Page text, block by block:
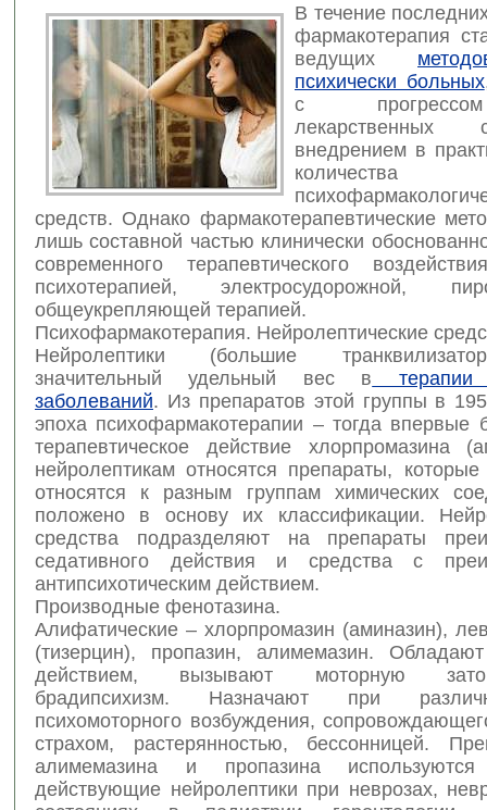
В течение
фармакотерапия
ведущих
психически больных
с
внедрением в
количества
средств. Однако фармакотерапевтические
лишь составной частью клинически
современного терапевтического
психотерапией, электросудорожной,
общеукрепляющей терапией.
Психофармакотерапия. Нейролептические
Нейролептики (большие
значительный удельный вес в терапии
заболеваний. Из препаратов этой группы в
эпоха психофармакотерапии – тогда впервые
терапевтическое действие хлорпромазина
нейролептикам относятся препараты, которые
относятся к разным группам химических
положено в основу их классификации.
средства подразделяют на препараты
седативного действия и средства с
антипсихотическим действием.
Производные фенотазина.
Алифатические – хлорпромазин (аминазин),
(тизерцин), пропазин, алимемазин.
действием, вызывают моторную
брадипсихизм. Назначают при
психомоторного возбуждения,
страхом, растерянностью, бессонницей.
алимемазина и пропазина
действующие нейролептики при неврозах,